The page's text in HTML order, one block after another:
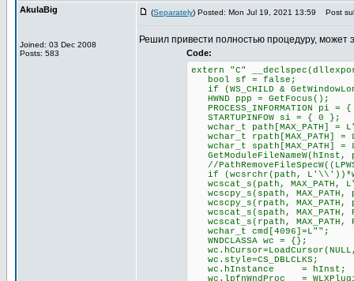
AkulaBig
Joined: 03 Dec 2008
Posts: 583
(Separately) Posted: Mon Jul 19, 2021 13:59 Post
Решил привести полностью процедуру, может
Code:
extern "C"
bool sf = false;
if (WS_CHILD &
HWND ppp = GetFocus();
PROCESS_INFORMATION pi
STARTUPINFOW si = { 0 };
wchar_t path[MAX_PATH] =
wchar_t rpath[MAX_PATH] =
wchar_t spath[MAX_PATH] =
GetModuleFileNameW(hInst,
//
if (wcsrchr(path,
wcscat_s(path, MAX_PATH,
wcscpy_s(spath, MAX_PATH,
wcscpy_s(rpath, MAX_PATH,
wcscat_s(spath, MAX_PATH,
wcscat_s(rpath, MAX_PATH,
wchar_t cmd[4096]=L"";
WNDCLASSA wc = {};
wc.style=CS_DBLCLKS;
wc.hInstance = hInst;
wc.lpfnWndProc =